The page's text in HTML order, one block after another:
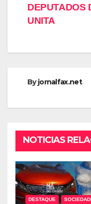
DEPUTADOS
UNITA
Byjornalfax.net
NOTICIAS
DESTAQUE